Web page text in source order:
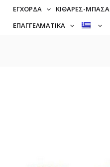
ΈΓΧΟΡΔΑ ΚΙΘΆΡΕΣ-ΜΠΆΣΑ
ΕΠΑΓΓΕΛΜΑΤΙΚΆ